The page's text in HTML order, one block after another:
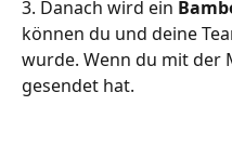
3. Danach wird ein
können du und deine
wurde. Wenn du mit der
gesendet hat.